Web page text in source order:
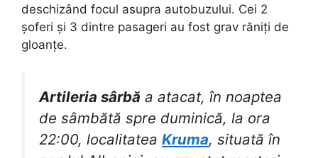
deschizând focul asupra autobuzului. Cei 2
șoferi și 3 dintre pasageri au fost grav răniți de
gloanțe.
Artileria sârbă a atacat, în noaptea
de sâmbătă spre duminică, la ora
22:00, localitatea Kruma, situată în